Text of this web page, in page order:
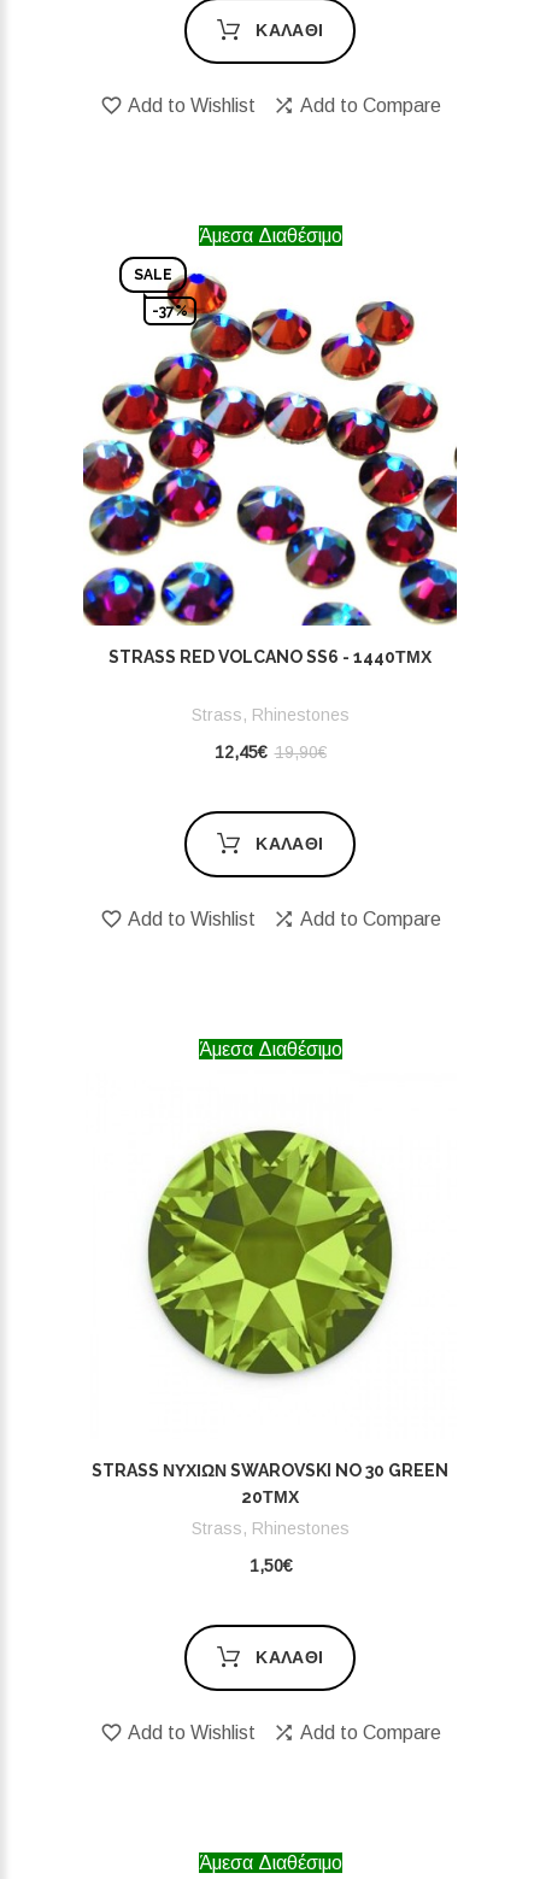
ΚΑΛΆΘΙ
Add to Wishlist Add to Compare
SALE
-37%
Άμεσα Διαθέσιμο
STRASS RED VOLCANO SS6 - 1440ΤΜΧ
Strass, Rhinestones
12,45€ 19,90€
ΚΑΛΆΘΙ
Add to Wishlist Add to Compare
Άμεσα Διαθέσιμο
STRASS ΝΥΧΙΏΝ SWAROVSKI NO 30 GREEN
20ΤΜΧ
Strass, Rhinestones
1,50€
ΚΑΛΆΘΙ
Add to Wishlist Add to Compare
Άμεσα Διαθέσιμο